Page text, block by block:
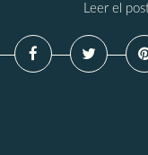
Leer el